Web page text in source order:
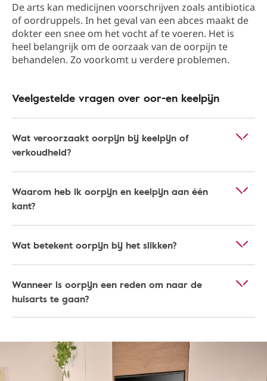
De arts kan medicijnen voorschrijven zoals antibiotica
of oordruppels. In het geval van een abces maakt de
dokter een snee om het vocht af te voeren. Het is
heel belangrijk om de oorzaak van de oorpijn te
behandelen. Zo voorkomt u verdere problemen.
Veelgestelde vragen over oor-en keelpijn
Wat veroorzaakt oorpijn bij keelpijn of
verkoudheid?
Waarom heb ik oorpijn en keelpijn aan één
kant?
Wat betekent oorpijn bij het slikken?
Wanneer is oorpijn een reden om naar de
huisarts te gaan?